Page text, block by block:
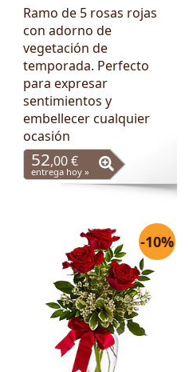
Ramo de 5 rosas rojas
con adorno de
vegetación de
temporada. Perfecto
para expresar
sentimientos y
embellecer cualquier
ocasión
52,00 €
entrega hoy »
-10%